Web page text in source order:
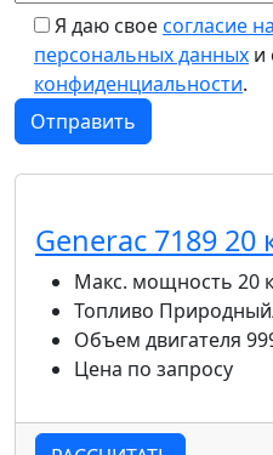
Я даю своесогласие
персональных данных и
конфиденциальности.
Generac 7189 20
Макс. мощность 20
Топливо
Объем двигателя
Цена по запросу